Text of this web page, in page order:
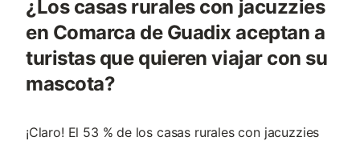
¿Los casas rurales con jacuzzies
en Comarca de Guadix aceptan a
turistas que quieren viajar con su
mascota?
¡Claro! El 53 % de los casas rurales con jacuzzies